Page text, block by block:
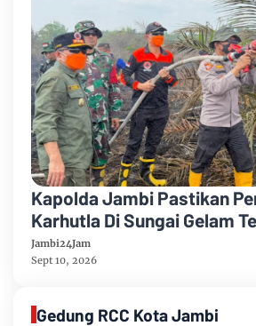
Kapolda Jambi Pastikan
Karhutla Di Sungai Gelam
Sinergi Diperkuat
Jambi24Jam
Sept 10, 2026
Gedung RCC Kota Jambi